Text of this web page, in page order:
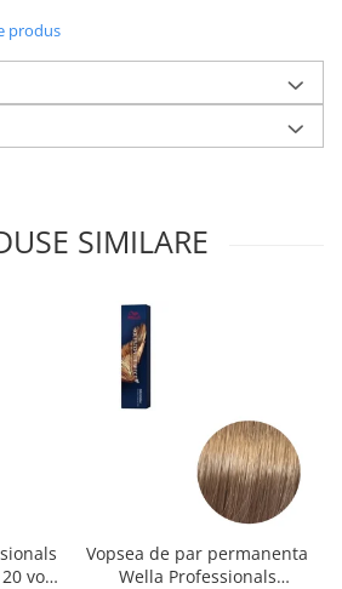
produs
SIMILARE
Vopsea de par permanenta
Wella Professionals